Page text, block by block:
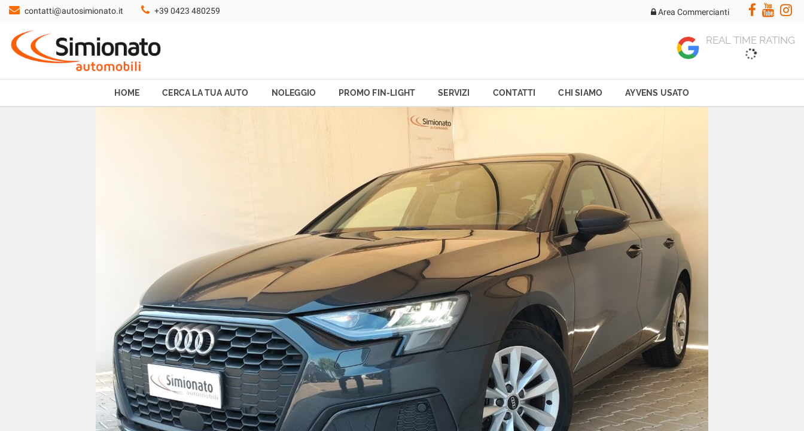
HOME
CERCA LA TUA AUTO
contatti@autosimionato.it +39 0423 480259 Area Commercianti
REAL TIME RATING
HOME CERCA LA TUA AUTO NOLEGGIO PROMO FIN-LIGHT SERVIZI CONTATTI CHI SIAMO AYVENS USATO